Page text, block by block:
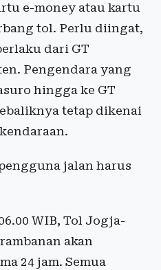
e-money atau kartu
tol. Perlu diingat,
dari GT
Pengendara yang
hingga ke GT
tetap dikenai
jalan harus
WIB, Tol Jogja-
akan
24 jam. Semua